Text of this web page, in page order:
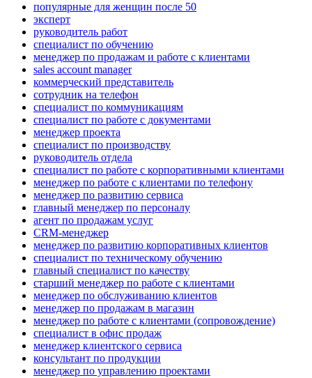
популярные для женщин после 50
эксперт
руководитель работ
специалист по обучению
менеджер по продажам и работе с клиентами
sales account manager
коммерческий представитель
сотрудник на телефон
специалист по коммуникациям
специалист по работе с документами
менеджер проекта
специалист по производству
руководитель отдела
специалист по работе с корпоративными клиентами
менеджер по работе с клиентами по телефону
менеджер по развитию сервиса
главный менеджер по персоналу
агент по продажам услуг
CRM-менеджер
менеджер по развитию корпоративных клиентов
специалист по техническому обучению
главный специалист по качеству
старший менеджер по работе с клиентами
менеджер по обслуживанию клиентов
менеджер по продажам в магазин
менеджер по работе с клиентами (сопровождение)
специалист в офис продаж
менеджер клиентского сервиса
консультант по продукции
менеджер по управлению проектами